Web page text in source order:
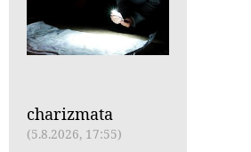
charizmata
(5.8.2026, 17:55)